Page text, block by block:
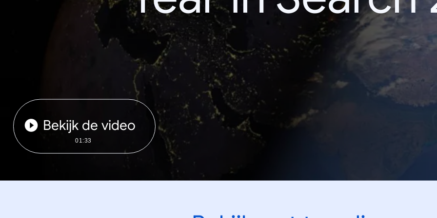
Bekijk de video
01:33